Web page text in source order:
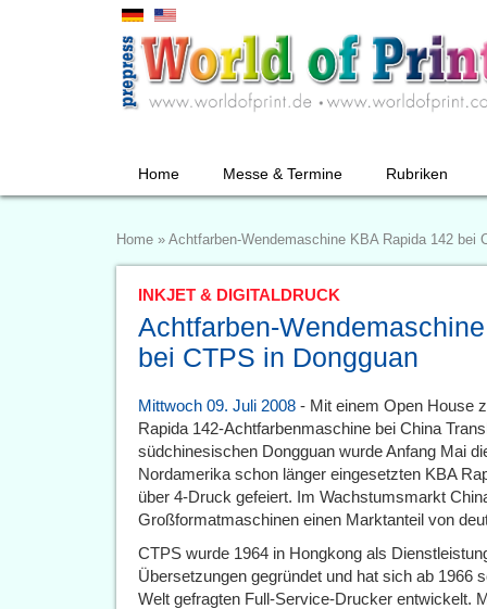
Home Messe & Termine Rubriken
Home » Achtfarben-Wendemaschine KBA Rapida 142 bei
INKJET & DIGITALDRUCK
Achtfarben-
bei CTPS in Dongguan
Mittwoch 09. Juli 2008 - Mit einem Open House
Rapida 142-Achtfarbenmaschine bei China
südchinesischen Dongguan wurde Anfang Mai
Nordamerika schon länger eingesetzten KBA
über 4-Druck gefeiert. Im Wachstumsmarkt
Großformatmaschinen einen Marktanteil von
CTPS wurde 1964 in Hongkong als
Übersetzungen gegründet und hat sich ab 1966
Welt gefragten Full-Service-Drucker entwickelt.